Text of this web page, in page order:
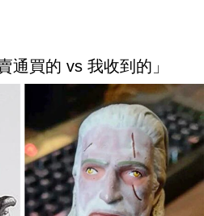
通買的 vs 我收到的」